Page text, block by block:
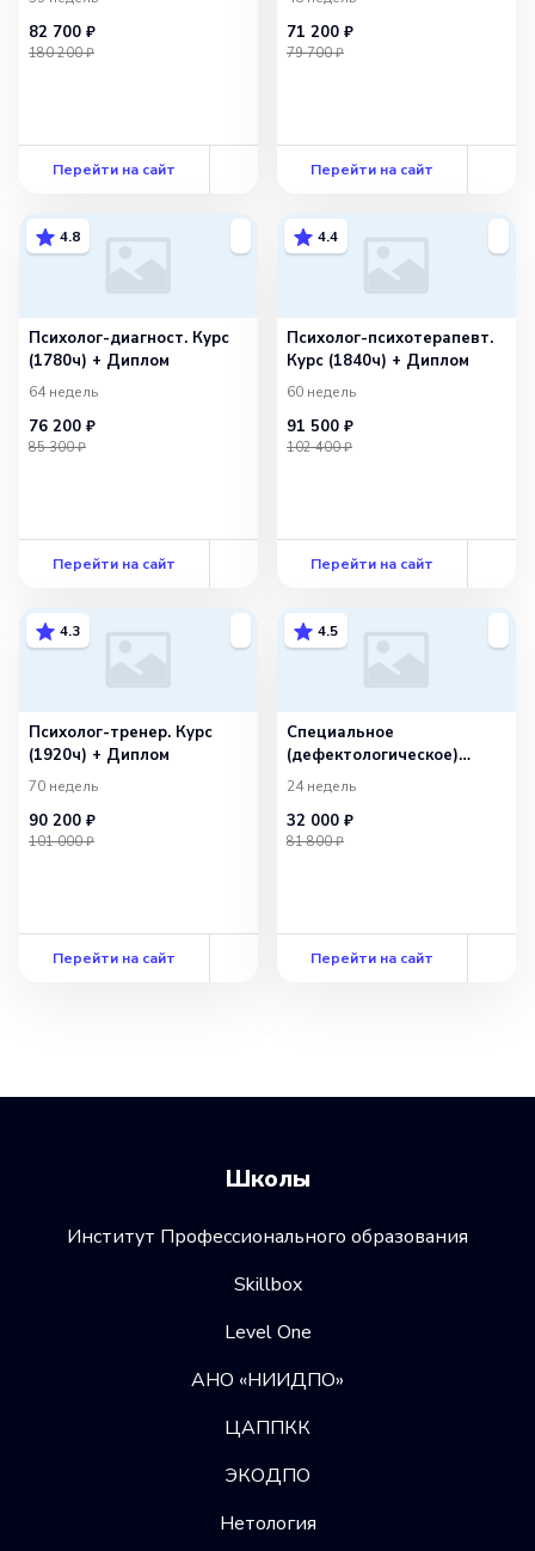
82 700 ₽
180 200 ₽
Перейти на сайт
71 200 ₽
79 700 ₽
Перейти на сайт
4.8
Психолог-диагност. Курс
(1780ч) + Диплом
64 недель
76 200 ₽
85 300 ₽
Перейти на сайт
4.4
Психолог-психотерапевт.
Курс (1840ч) + Диплом
60 недель
91 500 ₽
102 400 ₽
Перейти на сайт
4.3
Психолог-тренер. Курс
(1920ч) + Диплом
70 недель
90 200 ₽
101 000 ₽
Перейти на сайт
4.5
Специальное
(дефектологическое)
образование
по направлению «Работа
с обучающимися
с умственной отсталостью
нарушениями развития».
Олигофренопедагогика
24 недель
32 000 ₽
81 800 ₽
Перейти на сайт
Школы
Институт Профессионального образования
Skillbox
Level One
АНО «НИИДПО»
ЦАППКК
ЭКОДПО
Нетология